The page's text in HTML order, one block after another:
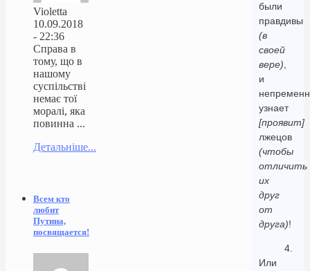
были
правдивы
(в
своей
вере),
и
узнает
[проявит]
лжецов
(чтобы
отличить
их
друг
от
друга)!
4.
Или
Violetta
10.09.2018
- 22:36
Справа в
тому, що в
нашому
суспільстві
немає тої
моралі, яка
повинна ...
Детальніше...
Всем кто
любит
Путина,
посвящается!